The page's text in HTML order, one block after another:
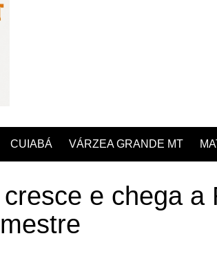
CUIABÁ VÁRZEA GRANDE MT
e chega a